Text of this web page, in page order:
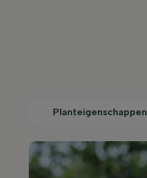
Planteigenschappen